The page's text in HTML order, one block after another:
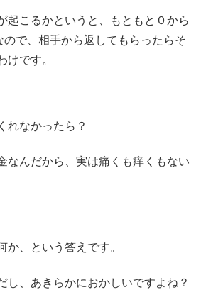
起こるかというと、もともと０から
で、相手から返してもらったらそ
けです。
れなかったら？
なんだから、実は痛くも痒くもない
か、という答えです。
し、あきらかにおかしいですよね？